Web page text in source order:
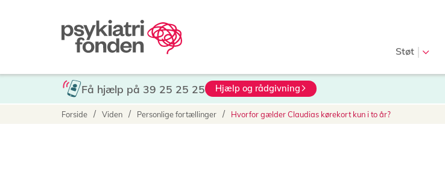
hovedindhold
Støt
Få hjælp på 39 25 25 25 Hjælp og rådgivning
Brødkrumme
Forside Viden Personlige fortællinger Hvorfor gælder Claudias kørekort kun i to år?